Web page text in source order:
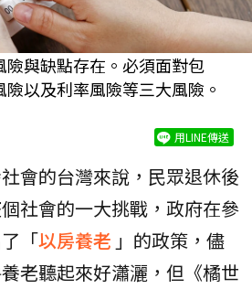
與缺點存在。必須面對包
以及利率風險等三大風險。
用LINE傳送
會的台灣來說，民眾退休後
社會的一大挑戰，政府在參
「以房養老 」的政策，儘
老聽起來好瀟灑，但《橘世